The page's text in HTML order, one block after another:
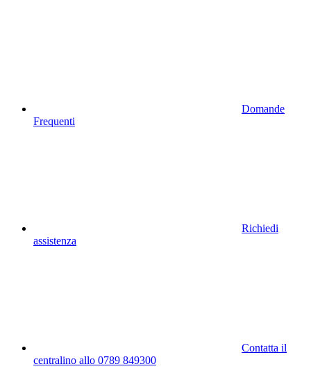
Domande
Frequenti
Richiedi
assistenza
Contatta il
centralino allo 0789 849300